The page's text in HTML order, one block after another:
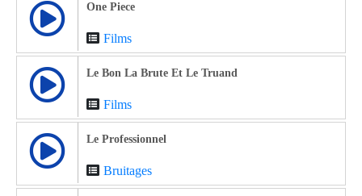
One Piece
Films
Le Bon La Brute Et Le Truand
Films
Le Professionnel
Bruitages